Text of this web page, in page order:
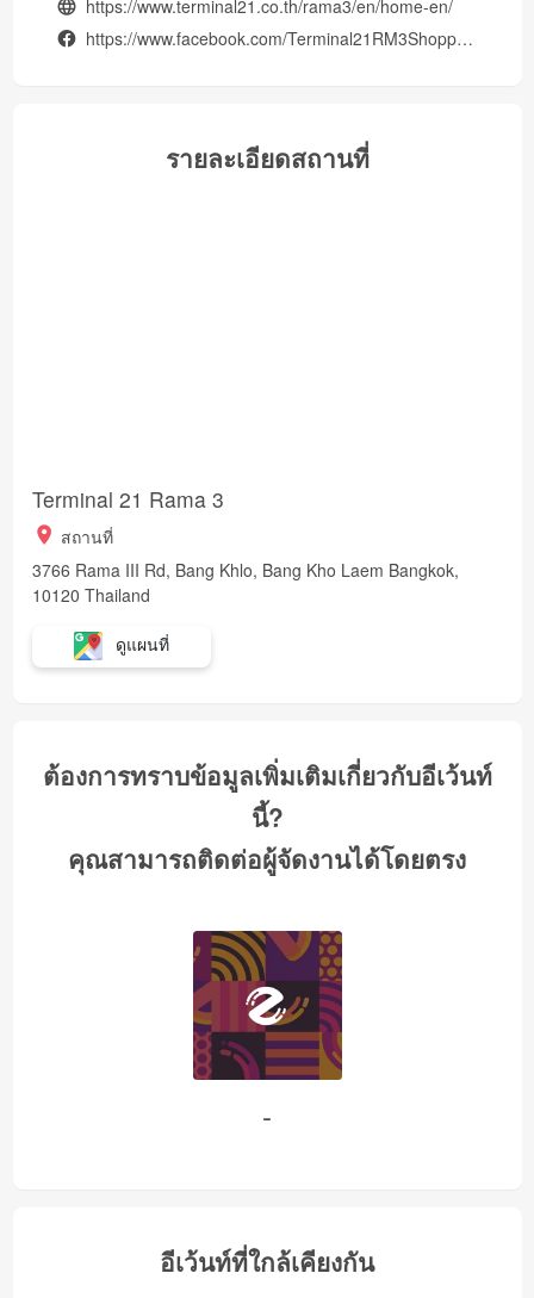
https://www.terminal21.co.th/rama3/en/home-en/
https://www.facebook.com/Terminal21RM3ShoppingMall
รายละเอียดสถานที่
Terminal 21 Rama 3
สถานที่
3766 Rama III Rd, Bang Khlo, Bang Kho Laem Bangkok,
10120 Thailand
ดูแผนที่
ต้องการทราบข้อมูลเพิ่มเติมเกี่ยวกับอีเว้นท์
นี้?
คุณสามารถติดต่อผู้จัดงานได้โดยตรง
-
อีเว้นท์ที่ใกล้เคียงกัน